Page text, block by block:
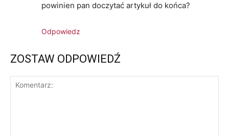
powinien pan doczytać artykuł do końca?
Odpowiedz
ZOSTAW ODPOWIEDŹ